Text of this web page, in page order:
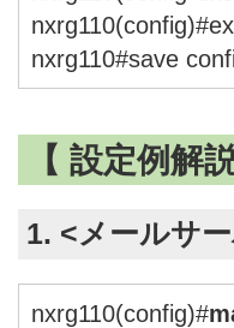
nxrg110#save
【 設定例解説
1. <メールサ
nxrg110(config)#